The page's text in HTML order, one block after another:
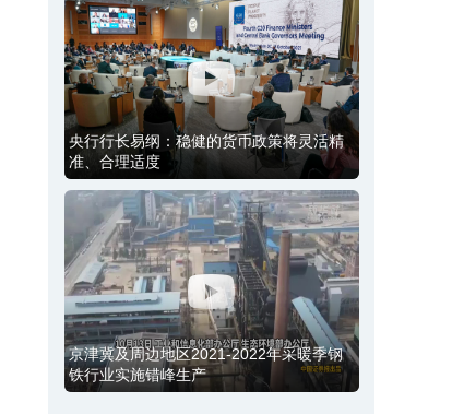
央行行长易纲：稳健的货币政策将灵活精
准、合理适度
京津冀及周边地区2021-2022年采暖季钢
铁行业实施错峰生产